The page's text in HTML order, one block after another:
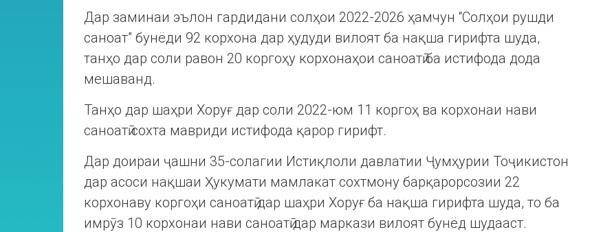
Дар заминаи эълон гардидани солҳои 2022-2026 ҳамчун “Солҳои рушди
саноат” бунёди 92 корхона дар ҳудуди вилоят ба нақша гирифта шуда,
танҳо дар соли равон 20 коргоҳу корхонаҳои саноатӣ ба истифода дода
мешаванд.
Танҳо дар шаҳри Хоруғ дар соли 2022-юм 11 коргоҳ ва корхонаи нави
саноатӣ сохта мавриди истифода қарор гирифт.
Дар доираи ҷашни 35-солагии Истиқлоли давлатии Ҷумҳурии Тоҷикистон
дар асоси нақшаи Ҳукумати мамлакат сохтмону барқарорсозии 22
корхонаву коргоҳи саноатӣ дар шаҳри Хоруғ ба нақша гирифта шуда, то ба
имрӯз 10 корхонаи нави саноатӣ дар маркази вилоят бунёд шудааст.